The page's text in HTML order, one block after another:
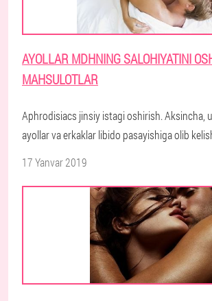
AYOLLAR MDHNING SALOHIYATINI
MAHSULOTLAR
Aphrodisiacs jinsiy istagi oshirish. Aksincha,
ayollar va erkaklar libido pasayishiga olib
17 Yanvar 2019